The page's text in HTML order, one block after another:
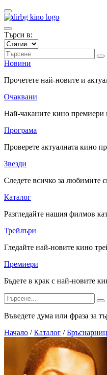
Търси в:
Новини
Прочетете най-новите и
Очаквани
Най-чаканите кино премиери
Програма
Проверете актуалната кино
Звезди
Следете всичко за любимите
Каталог
Разгледайте нашия филмов
Трейлъри
Гледайте най-новите кино
Премиери
Бъдете в крак с най-новите
Въведете дума или фраза за
Начало / Каталог /